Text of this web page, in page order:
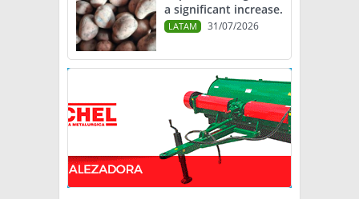
a significant increase.
LATAM 31/07/2026